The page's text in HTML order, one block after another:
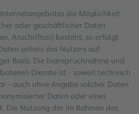
die Möglichkeit
oder geschäftlicher Daten
Anschriften) besteht, so erfolgt
seitens des Nutzers auf
Basis. Die Inanspruchnahme und
Dienste ist - soweit technisch
- auch ohne Angabe solcher Daten
Daten oder eines
Die Nutzung der im Rahmen des